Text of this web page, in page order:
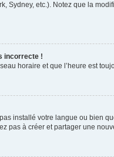
Sydney, etc.). Notez que la
incorrecte !
horaire et que l’heure est
installé votre langue ou bien
pas à créer et partager une